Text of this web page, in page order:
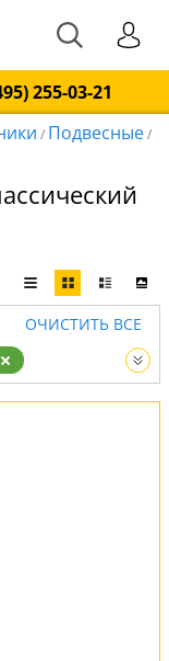
255-03-21
/ Подвесные/
ОЧИСТИТЬ ВСЕ